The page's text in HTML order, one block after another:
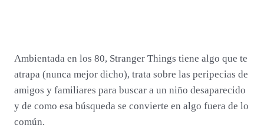
Ambientada en los 80, Stranger Things tiene algo que te
atrapa (nunca mejor dicho), trata sobre las peripecias de
amigos y familiares para buscar a un niño desaparecido
y de como esa búsqueda se convierte en algo fuera de lo
común.